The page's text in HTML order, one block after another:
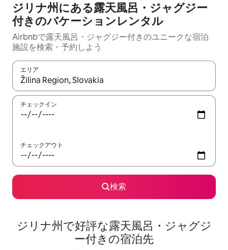
ジリナ州にある露天風呂・ジャグジー
付きのバケーションレンタル
Airbnbで露天風呂・ジャグジー付きのユニークな宿泊
施設を検索・予約しよう
エリア
検索結果が表示されたら、上下の矢印キーを使って移動するか
チェックイン
チェックアウト
検索
ジリナ州で好評な露天風呂・ジャグジ
ー付きの宿泊先